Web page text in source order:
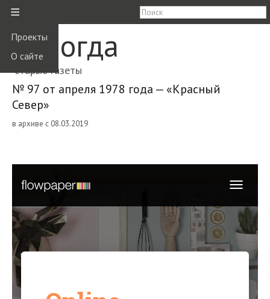
≡
Проекты
О сайте
Вологда
старые газеты
№ 97 от апреля 1978 года — «Красный
Север»
в архиве с 08.03.2019